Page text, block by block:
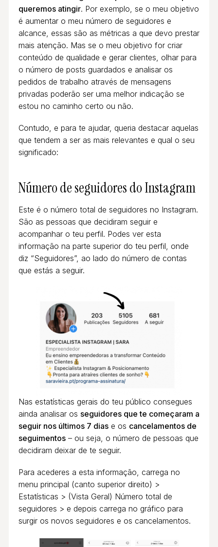
queremos atingir. Por exemplo, se o meu objetivo
é aumentar o meu número de seguidores e
alcance, essas são as métricas a que devo prestar
mais atenção. Mas se o meu objetivo for criar
conteúdo de qualidade e gerar clientes, olhar para
o número de posts guardados e analisar os
pedidos de trabalho através de mensagens
privadas poderão ser uma melhor indicação se
estou no caminho certo ou não.
Contudo, e para te ajudar, queria destacar aquelas
que tendem a ser as mais relevantes e qual o seu
significado:
Número de seguidoresdo Instagram
Este é o número total de seguidores no Instagram.
São as pessoas que decidiram seguir e
acompanhar o teu perfil. Podes ver esta
informação na parte superior do teu perfil, onde
diz “Seguidores”, ao lado do número de contas
que estás a seguir.
Nas estatísticas gerais do teu público consegues
ainda analisar os seguidores que te começaram a
seguir nos últimos 7 diase os cancelamentos de
seguimentos– ou seja, o número de pessoas que
decidiram deixar de te seguir.
Para acederes a esta informação, carrega no
menu principal (canto superior direito) >
Estatísticas > (Vista Geral) Número total de
seguidores > e depois carrega no gráfico para
surgir os novos seguidores e os cancelamentos.